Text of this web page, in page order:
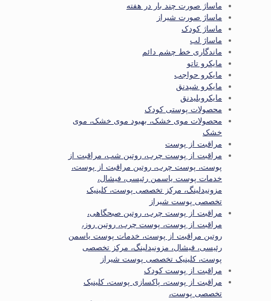
ماساژ صورت چند بار در هفته
ماساژ صورت شیراز
ماساژ کودک
ماساژ لب
ماندگاری خط چشم دائم
مایکرو تاتو
مایکرو حواجب
مایکرو شیدنق
مایکروبلیدنق
محصولات پوستی کودک
محصولات موی خشک، بهبود موی خشک، موی
خشک
مراقبت از پوست
مراقبت از پوست چرب، روتین شب، مراقبت از
پوست، پوست چرب، روتین مراقبت از پوست،
خدمات پوست یاسمن رئیسی، فیشال،
مزونیدلینگ، مرکز تخصصی پوست، کلینیک
تخصصی پوست شیراز
مراقبت از پوست چرب، روتین صبحگاهی،
مراقبت از پوست، پوست چرب، روتین روز،
روتین مراقبت از پوست، خدمات پوست یاسمن
رئیسی، فیشال، مزونیدلینگ، مرکز تخصصی
پوست، کلینیک تخصصی پوست شیراز
مراقبت از پوست کودک
مراقبت از پوست، پاکسازی پوست، کلینیک
تخصصی پوست،